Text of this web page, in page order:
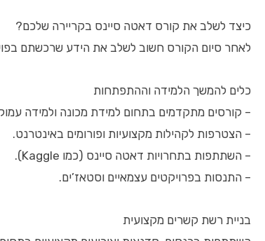
כיצד לשלב את קורס דאטה סיינס בקריירה שלכם?
לאחר סיום הקורס חשוב לשלב את הידע שרכשתם
כלים להמשך הלמידה וההתפתחות
– קורסים מתקדמים בתחום למידת מכונה ולמידה
– הצטרפות לקהילות מקצועיות ופורומים באינטרנט.
– השתתפות בתחרויות דאטה סיינס (כמו Kaggle).
– התנסות בפרויקטים עצמאיים וסטאז’ים.
בניית רשת קשרים מקצועית